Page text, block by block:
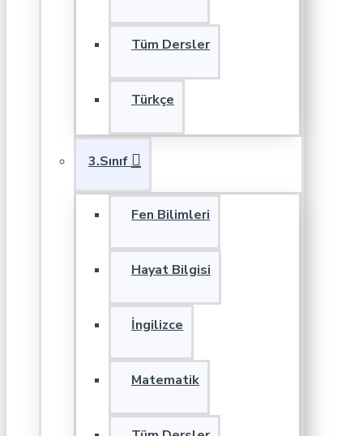
Tüm Dersler
Türkçe
3.Sınıf
Fen Bilimleri
Hayat Bilgisi
İngilizce
Matematik